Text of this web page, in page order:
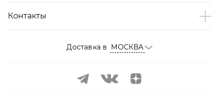
Контакты
Доставка в МОСКВА